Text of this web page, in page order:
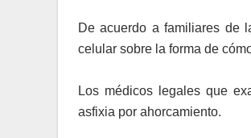
De acuerdo a familiares de
celular sobre la forma de
Los médicos legales que
asfixia por ahorcamiento.